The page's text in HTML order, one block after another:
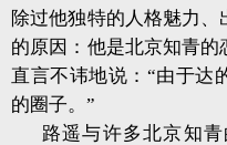
除过他独特的人格魅力
的原因：他是北京知青
直言不讳地说：“由于达
的圈子。”
路遥与许多北京知